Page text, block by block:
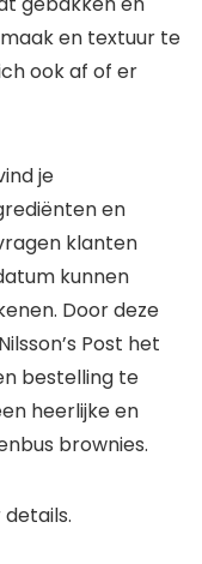
en textuur te
ook af of er
je
en
klanten
kunnen
Door deze
Post het
bestelling te
heerlijke en
brownies.